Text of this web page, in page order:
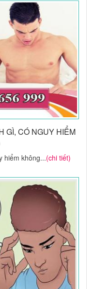
GÌ, CÓ NGUY HIỂM
hiểm không...(chi tiết)